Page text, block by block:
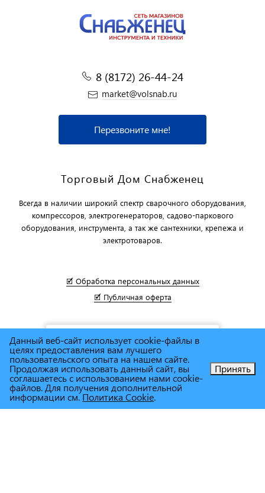
8 (8172) 26-44-24
market@volsnab.ru
Перезвоните мне!
Торговый Дом Снабженец
Всегда в наличии широкий спектр сварочного оборудования,
компрессоров, электрогенераторов, садово-паркового
оборудования, инструмента, а так же сантехники, крепежа и
электротоваров.
🗹 Обработка персональных данных
🗹 Публичная оферта
Позвоните нам!
Данный веб-сайт использует cookie-файлы в
целях предоставления вам лучшего
пользовательского опыта на нашем сайте.
Продолжая использовать данный сайт, вы
соглашаетесь с использованием нами cookie-
файлов. Для получения дополнительной
информации см.Политика Cookie.
Принять